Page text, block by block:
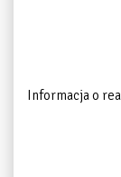
Informacja o